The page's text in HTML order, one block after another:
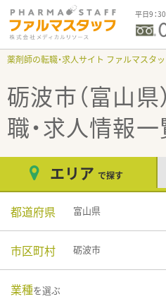
平日9：
薬剤師の転職・求人サイト ファルマスタ
砺波市（富山県）
職・求人情報
エリア で探す
都道府県 富山県
市区町村 砺波市
業種を選ぶ